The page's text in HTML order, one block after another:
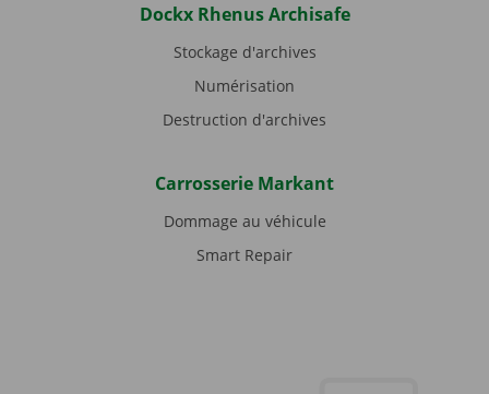
Dockx Rhenus Archisafe
Stockage d'archives
Numérisation
Destruction d'archives
Carrosserie Markant
Dommage au véhicule
Smart Repair